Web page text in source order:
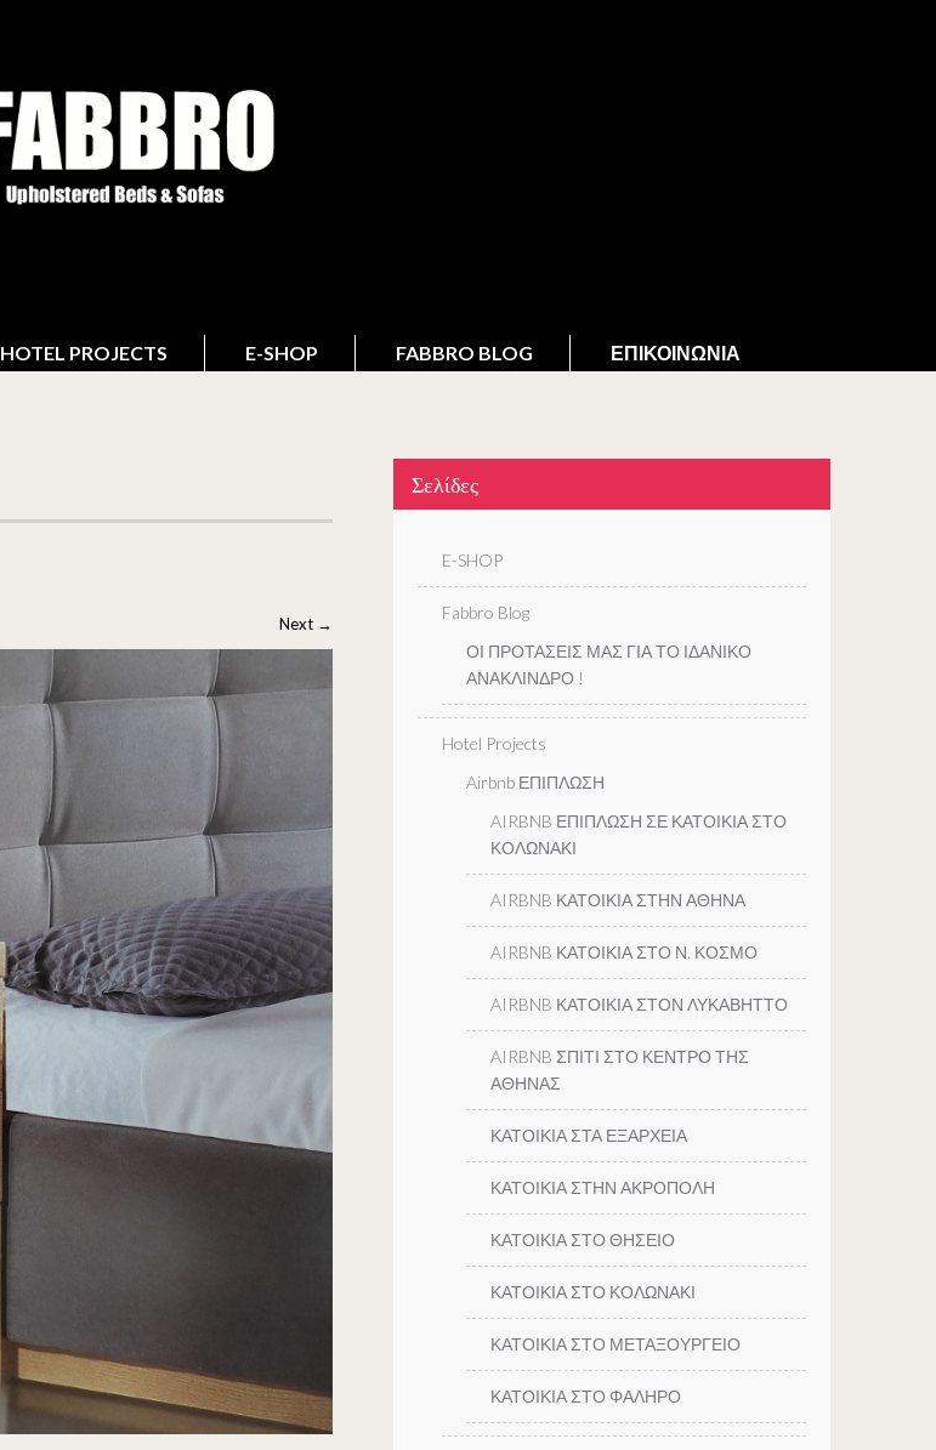
HOTEL PROJECTS E-SHOP FABBRO BLOG ΕΠΙΚΟΙΝΩΝΊΑ
Next →
Σελίδες
E-SHOP
Fabbro Blog
ΟΙ ΠΡΟΤΑΣΕΙΣ ΜΑΣ ΓΙΑ ΤΟ ΙΔΑΝΙΚΟ
ΑΝΑΚΛΙΝΔΡΟ !
Hotel Projects
Airbnb ΕΠΙΠΛΩΣΗ
AIRBNB ΕΠΙΠΛΩΣΗ ΣΕ ΚΑΤΟΙΚΙΑ ΣΤΟ
ΚΟΛΩΝΑΚΙ
AIRBNB ΚΑΤΟΙΚΙΑ ΣΤΗΝ ΑΘΗΝΑ
AIRBNB ΚΑΤΟΙΚΙΑ ΣΤΟ Ν. ΚΟΣΜΟ
AIRBNB ΚΑΤΟΙΚΙΑ ΣΤΟΝ ΛΥΚΑΒΗΤΤΟ
AIRBNB ΣΠΙΤΙ ΣΤΟ ΚΕΝΤΡΟ ΤΗΣ
ΑΘΗΝΑΣ
ΚΑΤΟΙΚΙΑ ΣΤΑ ΕΞΑΡΧΕΙΑ
ΚΑΤΟΙΚΙΑ ΣΤΗΝ ΑΚΡΟΠΟΛΗ
ΚΑΤΟΙΚΙΑ ΣΤΟ ΘΗΣΕΙΟ
ΚΑΤΟΙΚΙΑ ΣΤΟ ΚΟΛΩΝΑΚΙ
ΚΑΤΟΙΚΙΑ ΣΤΟ ΜΕΤΑΞΟΥΡΓΕΙΟ
ΚΑΤΟΙΚΙΑ ΣΤΟ ΦΑΛΗΡΟ